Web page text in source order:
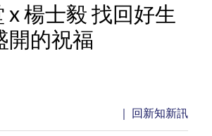
x 楊士毅 找回好生
開的祝福
｜ 回新知新訊